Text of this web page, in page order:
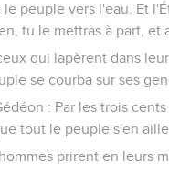
peuple vers l'eau. Et
tu le mettras à part, et
qui lapèrent dans
se courba sur ses
: Par les trois
tout le peuple s'en
prirent en leurs